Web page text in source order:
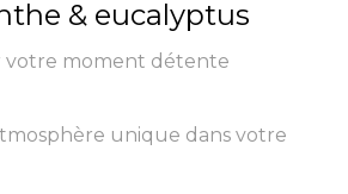
& eucalyptus
votre moment détente
unique dans votre